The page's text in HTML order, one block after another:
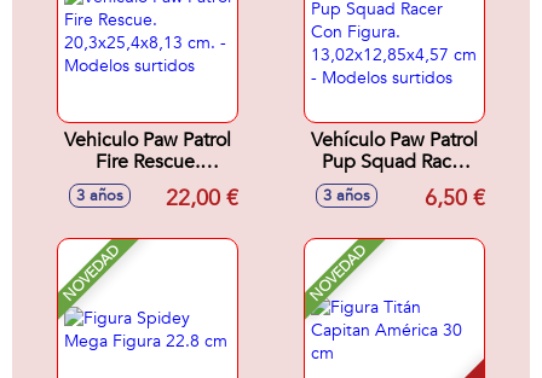
Vehiculo Paw Patrol
Fire Rescue.
20,3x25,4x8,13 cm.
- Modelos surtidos
3 años 22,00 €
Vehículo Paw Patrol
Pup Squad Racer
Con Figura.
13,02x12,85x4,57
surtidos
3 años 6,50 €
NOVEDAD NOVEDAD